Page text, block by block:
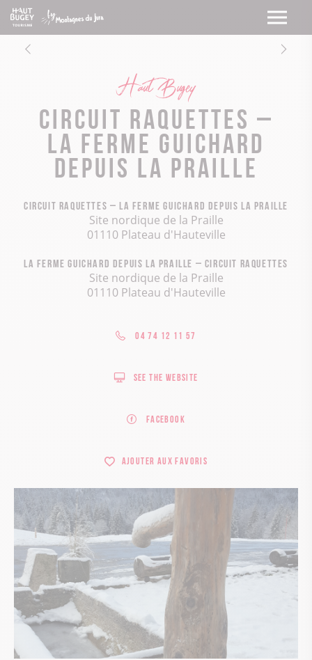
Haut Bugey
Circuit raquettes –
La ferme Guichard
depuis la Praille
Circuit raquettes – La ferme Guichard depuis la Praille
Site nordique de la Praille
01110 Plateau d'Hauteville
La ferme Guichard depuis la Praille – Circuit raquettes
Site nordique de la Praille
01110 Plateau d'Hauteville
04 74 12 11 57
See the website
Facebook
Ajouter aux favoris